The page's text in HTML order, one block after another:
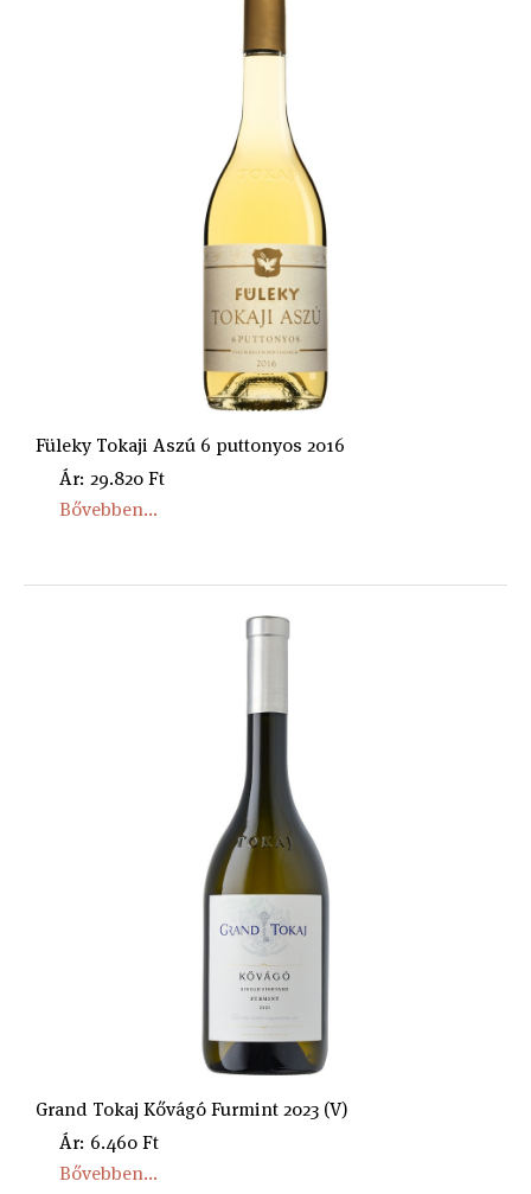
Füleky Tokaji Aszú 6 puttonyos 2016
Ár: 29.820 Ft
Bővebben...
Grand Tokaj Kővágó Furmint 2023 (V)
Ár: 6.460 Ft
Bővebben...